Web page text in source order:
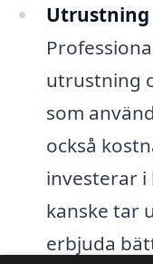
Utrustning
utrustning
som
också
investerar
kanske tar
erbjuda